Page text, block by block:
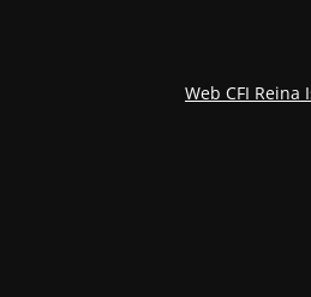
Web CFI Reina